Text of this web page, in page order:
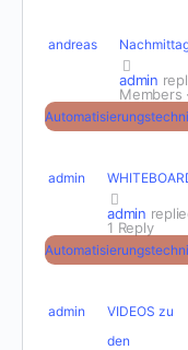
andreas
admin
Members ·
admin
admin
1 Reply
admin
VIDEOS zu
den